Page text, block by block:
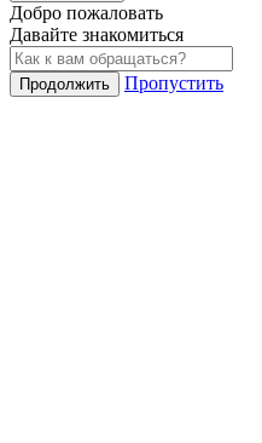
Добро пожаловать
Давайте знакомиться
Продолжить Пропустить